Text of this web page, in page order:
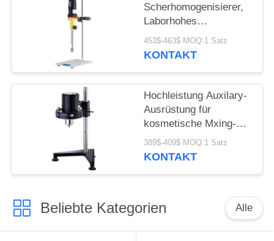
Scherhomogenisierer,
Laborhohes
Schermischende
Ausrüstung
453$-463$ MOQ:1 Satz
KONTAKT
Hochleistung Auxilary-
Ausrüstung für
kosmetische Mxing-
CER/ISO Zustimmung
389$-409$ MOQ:1 Satz
KONTAKT
Beliebte Kategorien Alle